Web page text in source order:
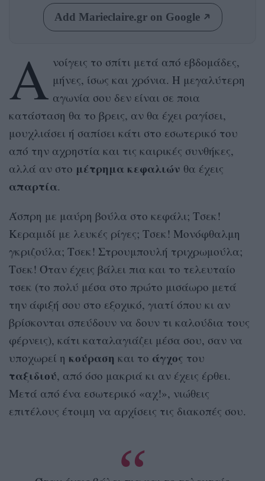
Add Marieclaire.gr on Google
Α νοίγεις το σπίτι μετά από εβδομάδες,
μήνες, ίσως και χρόνια. Η μεγαλύτερη
αγωνία σου δεν είναι σε ποια
κατάσταση θα το βρεις, αν θα έχει ραγίσει,
μουχλιάσει ή σαπίσει κάτι στο εσωτερικό του
από την αχρηστία και τις καιρικές συνθήκες,
αλλά αν στο μέτρημα κεφαλιών θα έχεις
απαρτία.
Άσπρη με μαύρη βούλα στο κεφάλι; Τσεκ!
Κεραμιδί με λευκές ρίγες; Τσεκ! Μονόφθαλμη
γκριζούλα; Τσεκ! Στρουμπουλή τριχρωμούλα;
Τσεκ! Όταν έχεις βάλει πια και το τελευταίο
τσεκ (το πολύ μέσα στο πρώτο μισάωρο μετά
την άφιξή σου στο εξοχικό, γιατί όπου κι αν
βρίσκονται σπεύδουν να δουν τι καλούδια τους
φέρνεις), κάτι καταλαγιάζει μέσα σου, σαν να
υποχωρεί η κούραση και το άγχος του
ταξιδιού, από όσο μακριά κι αν έχεις έρθει.
Μετά από ένα εσωτερικό «αχ!», νιώθεις
επιτέλους έτοιμη να αρχίσεις τις διακοπές σου.